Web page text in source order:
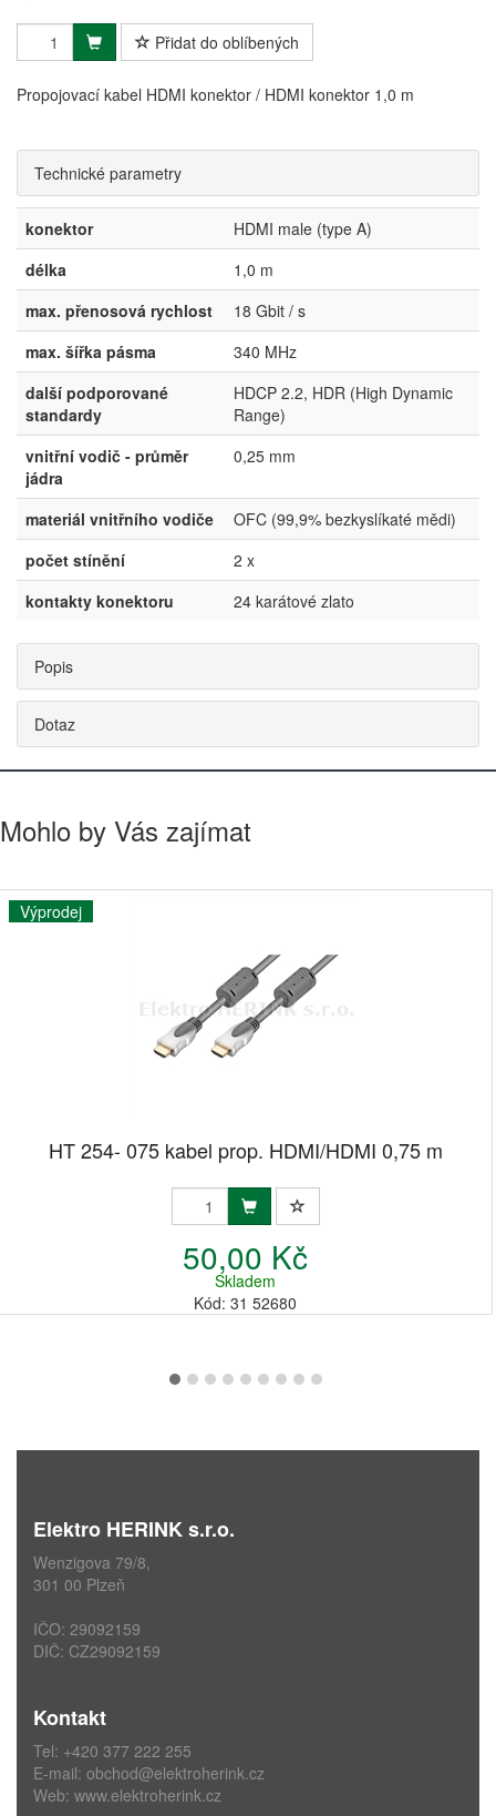
Přidat do oblíbených
Propojovací kabel HDMI konektor / HDMI konektor 1,0 m
Technické parametry
konektor
HDMI male (type A)
délka
1,0 m
max. přenosová rychlost
18 Gbit / s
max. šířka pásma
340 MHz
další podporované
standardy
HDCP 2.2, HDR (High Dynamic
Range)
vnitřní vodič - průměr
jádra
0,25 mm
materiál vnitřního vodiče
OFC (99,9% bezkyslíkaté mědi)
počet stínění
2 x
kontakty konektoru
24 karátové zlato
Popis
Dotaz
Mohlo by Vás zajímat
Výprodej
HT 254- 075 kabel prop. HDMI/HDMI 0,75 m
50,00 Kč
Skladem
Kód: 31 52680
Elektro HERINK s.r.o.
Wenzigova 79/8,
301 00 Plzeň
IČO: 29092159
DIČ: CZ29092159
Kontakt
Tel: +420 377 222 255
E-mail: obchod@elektroherink.cz
Web: www.elektroherink.cz